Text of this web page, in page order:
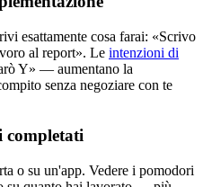
esattamente cosa farai: «Scrivo
al report». Le intenzioni di
Y» — aumentano la
senza negoziare con te
completati
o su un'app. Vedere i pomodori